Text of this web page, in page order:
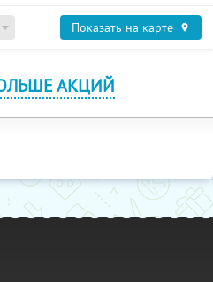
Показать на карте
АКЦИЙ